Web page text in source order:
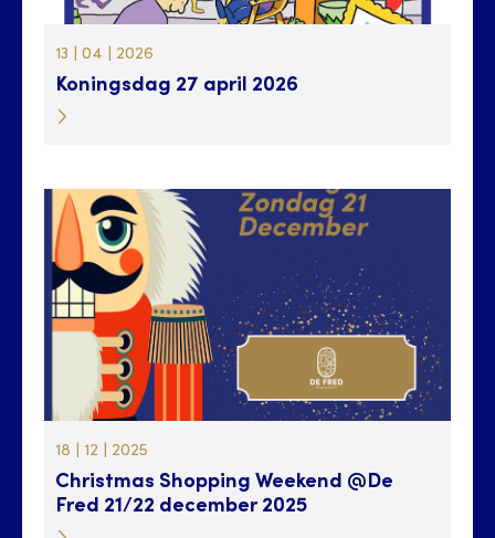
13 | 04 | 2026
Koningsdag 27 april 2026
18 | 12 | 2025
Christmas Shopping Weekend @De
Fred 21/22 december 2025